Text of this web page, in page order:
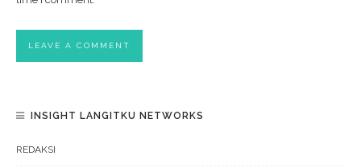
INSIGHT LANGITKU NETWORKS
REDAKSI